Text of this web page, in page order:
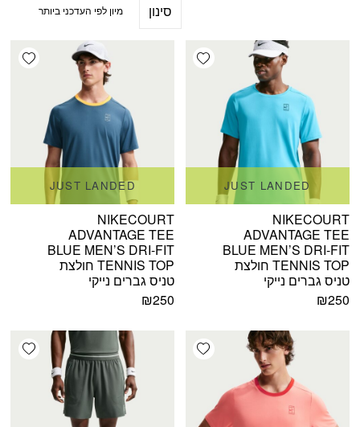
סינון
Add wishlist
JUST LANDED
NIKECOURT
ADVANTAGE TEE
BLUE MEN’S DRI-FIT
TENNIS TOP חולצת
טניס גברים נייקי
₪250
JUST LANDED
NIKECOURT
ADVANTAGE TEE
BLUE MEN’S DRI-FIT
TENNIS TOP חולצת
טניס גברים נייקי
₪250
Add wishlist